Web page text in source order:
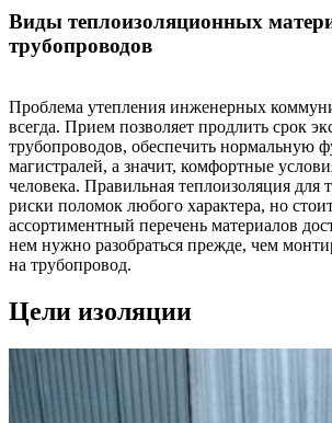
Виды теплоизоляционных
трубопроводов
Проблема утепления инженерных
всегда. Прием позволяет продлить срок
трубопроводов, обеспечить нормальную
магистралей, а значит, комфортные
человека. Правильная теплоизоляция для
риски поломок любого характера, но
ассортиментный перечень материалов
нем нужно разобраться прежде, чем
на трубопровод.
Цели изоляции